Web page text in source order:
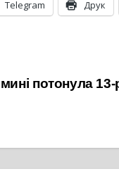
Telegram Друк
потонула 13-